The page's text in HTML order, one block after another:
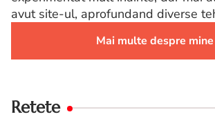
avut site-ul, aprofundand diverse
Mai multe despre mine
Retete